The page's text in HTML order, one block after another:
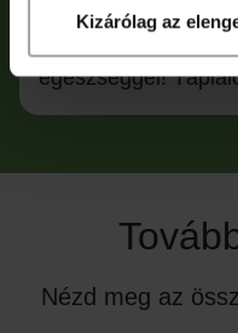
Kizárólag az
egészséggel!
Nézd meg az